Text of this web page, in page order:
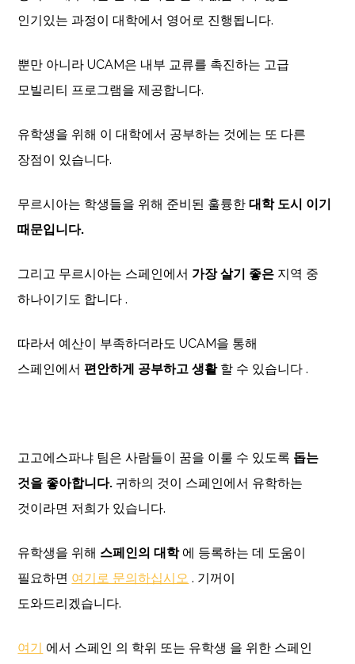
인기있는 과정이 대학에서 영어로 진행됩니다.
뿐만 아니라 UCAM은 내부 교류를 촉진하는 고급
모빌리티 프로그램을 제공합니다.
유학생을 위해 이 대학에서 공부하는 것에는 또 다른
장점이 있습니다.
무르시아는 학생들을 위해 준비된 훌륭한대학 도시 이기
때문입니다.
그리고 무르시아는 스페인에서 가장 살기 좋은 지역 중
하나이기도 합니다 .
따라서 예산이 부족하더라도 UCAM을 통해
스페인에서편안하게 공부하고 생활할 수 있습니다 .
고고에스파냐 팀은 사람들이 꿈을 이룰 수 있도록 돕는
것을 좋아합니다. 귀하의 것이 스페인에서 유학하는
것이라면 저희가 있습니다.
유학생을 위해 스페인의 대학에 등록하는 데 도움이
필요하면 여기로 문의하십시오 . 기꺼이
도와드리겠습니다.
여기 에서 스페인 의 학위 또는 유학생 을 위한 스페인